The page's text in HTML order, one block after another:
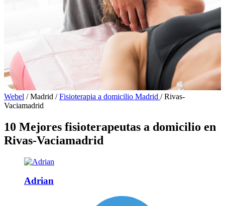
Webel / Madrid / Fisioterapia a domicilio Madrid / Rivas-
Vaciamadrid
10 Mejores fisioterapeutas a domicilio en
Rivas-Vaciamadrid
Adrian